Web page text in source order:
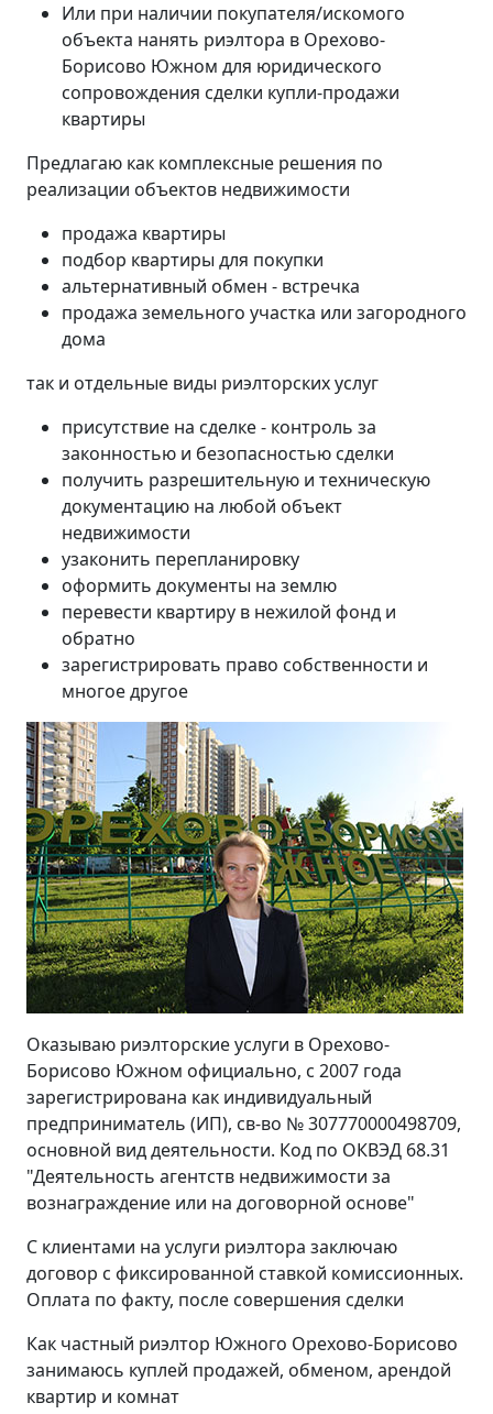
Или при наличии покупателя/искомого
объекта нанять риэлтора в Орехово-
Борисово Южном для юридического
сопровождения сделки купли-продажи
квартиры
Предлагаю как комплексные решения по
реализации объектов недвижимости
продажа квартиры
подбор квартиры для покупки
альтернативный обмен - встречка
продажа земельного участка или загородного
дома
так и отдельные виды риэлторских услуг
присутствие на сделке - контроль за
законностью и безопасностью сделки
получить разрешительную и техническую
документацию на любой объект
недвижимости
узаконить перепланировку
оформить документы на землю
перевести квартиру в нежилой фонд и
обратно
зарегистрировать право собственности и
многое другое
Оказываю риэлторские услуги в Орехово-
Борисово Южном официально, с 2007 года
зарегистрирована как индивидуальный
предприниматель (ИП), св-во № 307770000498709,
основной вид деятельности. Код по ОКВЭД 68.31
"Деятельность агентств недвижимости за
вознаграждение или на договорной основе"
С клиентами на услуги риэлтора заключаю
договор с фиксированной ставкой комиссионных.
Оплата по факту, после совершения сделки
Как частный риэлтор Южного Орехово-Борисово
занимаюсь куплей продажей, обменом, арендой
квартир и комнат